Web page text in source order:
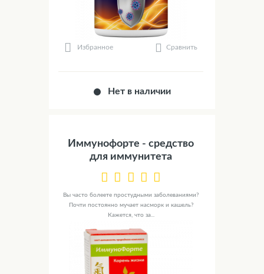
Избранное Сравнить
Нет в наличии
Иммунофорте - средство
для иммунитета
Вы часто болеете простудными заболеваниями?
Почти постоянно мучает насморк и кашель?
Кажется, что за...